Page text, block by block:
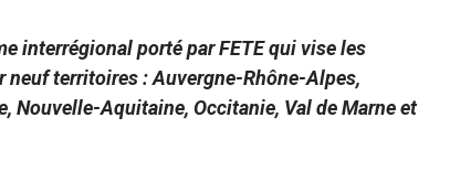
interrégional porté par FETE qui vise les
neuf territoires : Auvergne-Rhône-Alpes,
Nouvelle-Aquitaine, Occitanie, Val de Marne et